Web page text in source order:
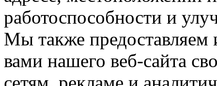
работоспособности и
Мы также
вами нашего веб-сайта